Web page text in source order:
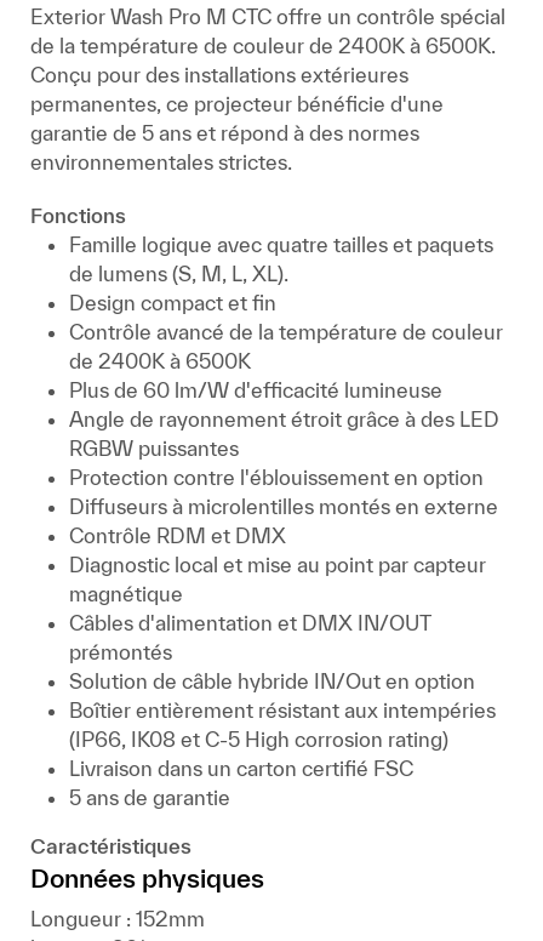
Exterior Wash Pro M CTC offre un contrôle spécial
de la température de couleur de 2400K à 6500K.
Conçu pour des installations extérieures
permanentes, ce projecteur bénéficie d'une
garantie de 5 ans et répond à des normes
environnementales strictes.
Fonctions
Famille logique avec quatre tailles et paquets
de lumens (S, M, L, XL).
Design compact et fin
Contrôle avancé de la température de couleur
de 2400K à 6500K
Plus de 60 lm/W d'efficacité lumineuse
Angle de rayonnement étroit grâce à des LED
RGBW puissantes
Protection contre l'éblouissement en option
Diffuseurs à microlentilles montés en externe
Contrôle RDM et DMX
Diagnostic local et mise au point par capteur
magnétique
Câbles d'alimentation et DMX IN/OUT
prémontés
Solution de câble hybride IN/Out en option
Boîtier entièrement résistant aux intempéries
(IP66, IK08 et C-5 High corrosion rating)
Livraison dans un carton certifié FSC
5 ans de garantie
Caractéristiques
Données physiques
Longueur : 152mm